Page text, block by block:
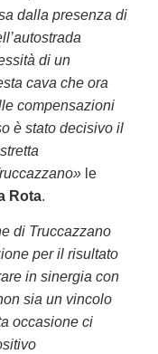
dalla presenza di
di un
cava che ora
compensazioni
è stato decisivo il
le
Rota.
di Truccazzano
per il risultato
in sinergia con
sia un vincolo
occasione ci